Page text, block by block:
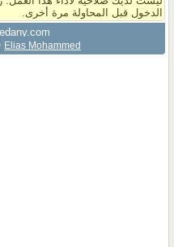
الدخول قبل المحاولة مرة أخرى.
Elias Mohammed